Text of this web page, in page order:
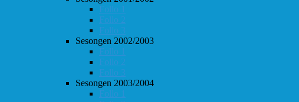
Follo 1
Follo 2
Follo 3
Sesongen 2002/2003
Follo 1
Follo 2
Follo 3
Sesongen 2003/2004
Follo 1